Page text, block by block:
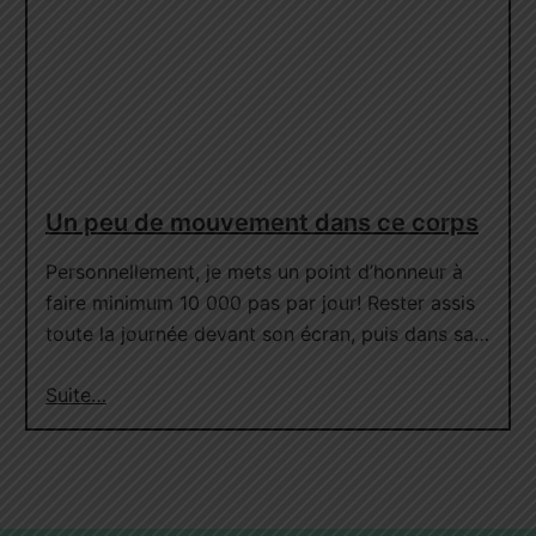
Un peu de mouvement dans ce corps
Personnellement, je mets un point d’honneur à
faire minimum 10 000 pas par jour! Rester assis
toute la journée devant son écran, puis dans sa…
Suite…